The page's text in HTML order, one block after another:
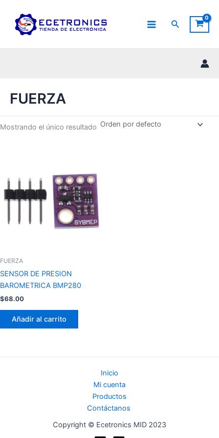
contenido
Buscar
FUERZA
Mostrando el único resultado
FUERZA
SENSOR DE PRESION
BAROMETRICA BMP280
$68.00
Añadir al carrito
Inicio
Mi cuenta
Productos
Contáctanos
Copyright © Ecetronics MID 2023